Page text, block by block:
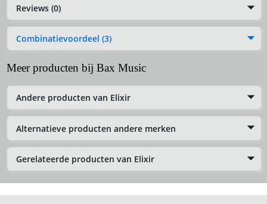
Reviews (0)
Combinatievoordeel (3)
Meer producten bij Bax Music
Andere producten van Elixir
Alternatieve producten andere merken
Gerelateerde producten van Elixir